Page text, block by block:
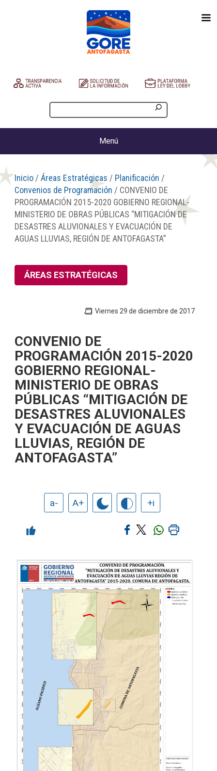
Menú
Inicio / Áreas Estratégicas / Planificación /
Convenios de Programación / CONVENIO DE
PROGRAMACIÓN 2015-2020 GOBIERNO REGIONAL-
MINISTERIO DE OBRAS PÚBLICAS “MITIGACIÓN DE
DESASTRES ALUVIONALES Y EVACUACIÓN DE
AGUAS LLUVIAS, REGIÓN DE ANTOFAGASTA”
ÁREAS ESTRATÉGICAS
Viernes 29 de diciembre de 2017
CONVENIO DE
PROGRAMACIÓN 2015-2020
GOBIERNO REGIONAL-
MINISTERIO DE OBRAS
PÚBLICAS “MITIGACIÓN DE
DESASTRES ALUVIONALES
Y EVACUACIÓN DE AGUAS
LLUVIAS, REGIÓN DE
ANTOFAGASTA”
a- A+ +i